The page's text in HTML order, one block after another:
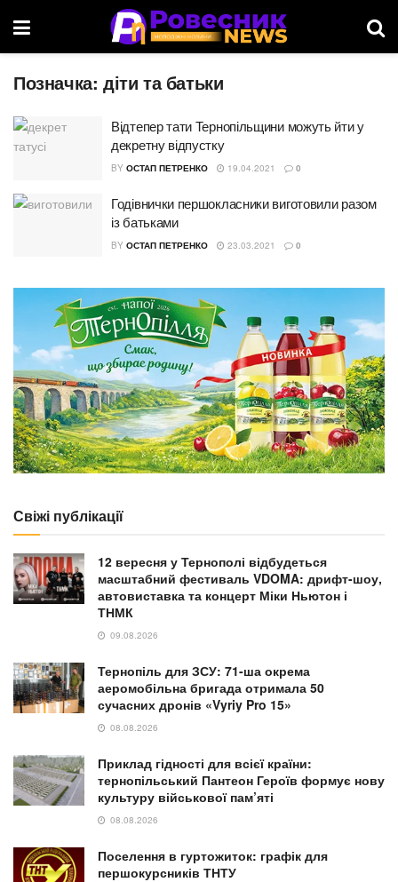
Позначка: діти та батьки
Відтепер тати Тернопільщини можуть йти у
декретну відпустку
BY ОСТАП ПЕТРЕНКО 19.04.2021 0
Годівнички першокласники виготовили разом
із батьками
BY ОСТАП ПЕТРЕНКО 23.03.2021 0
Свіжі публікації
12 вересня у Тернополі відбудеться
масштабний фестиваль VDOMA: дрифт-шоу,
автовиставка та концерт Міки Ньютон і
ТНМК
09.08.2026
Тернопіль для ЗСУ: 71-ша окрема
аеромобільна бригада отримала 50
сучасних дронів «Vyriy Pro 15»
08.08.2026
Приклад гідності для всієї країни:
тернопільський Пантеон Героїв формує нову
культуру військової пам’яті
08.08.2026
Поселення в гуртожиток: графік для
першокурсників ТНТУ